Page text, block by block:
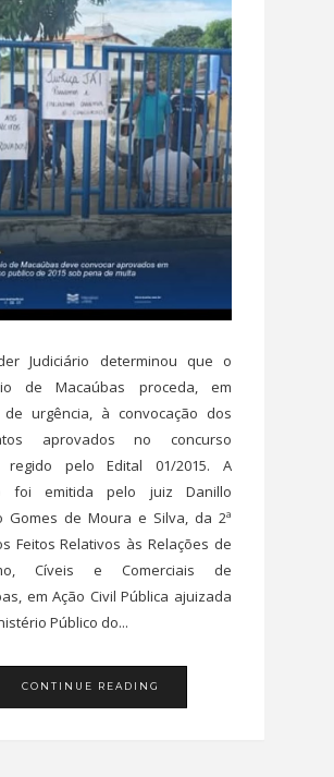
Judiciário determinou que o
de Macaúbas proceda, em
de urgência, à convocação dos
aprovados no concurso
regido pelo Edital 01/2015. A
foi emitida pelo juiz Danillo
Gomes de Moura e Silva, da 2ª
Feitos Relativos às Relações de
Cíveis e Comerciais de
em Ação Civil Pública ajuizada
Público do...
CONTINUE READING